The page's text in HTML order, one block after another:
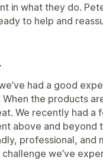
in what they do.
to help and
had a good
When the products
We recently had a
above and beyond
professional, and
we’ve